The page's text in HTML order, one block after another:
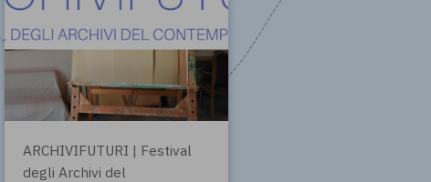
ARCHIVIFUTURI | Festival
degli Archivi del